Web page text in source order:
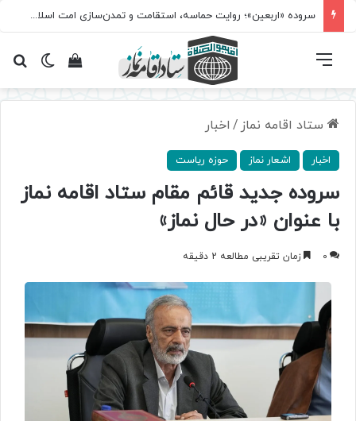
مسابقه سراسری «نماز؛ میراث کربلا» برگزار می‌شود
تغییرمشاهده فهرست
ستاد اقامه نماز / اخبار
اخبار اشعار نماز حوزه ریاست
سروده جدید قائم مقام ستاد اقامه نماز
با عنوان «در حال نماز»
0 زمان تقریبی مطالعه 2 دقیقه